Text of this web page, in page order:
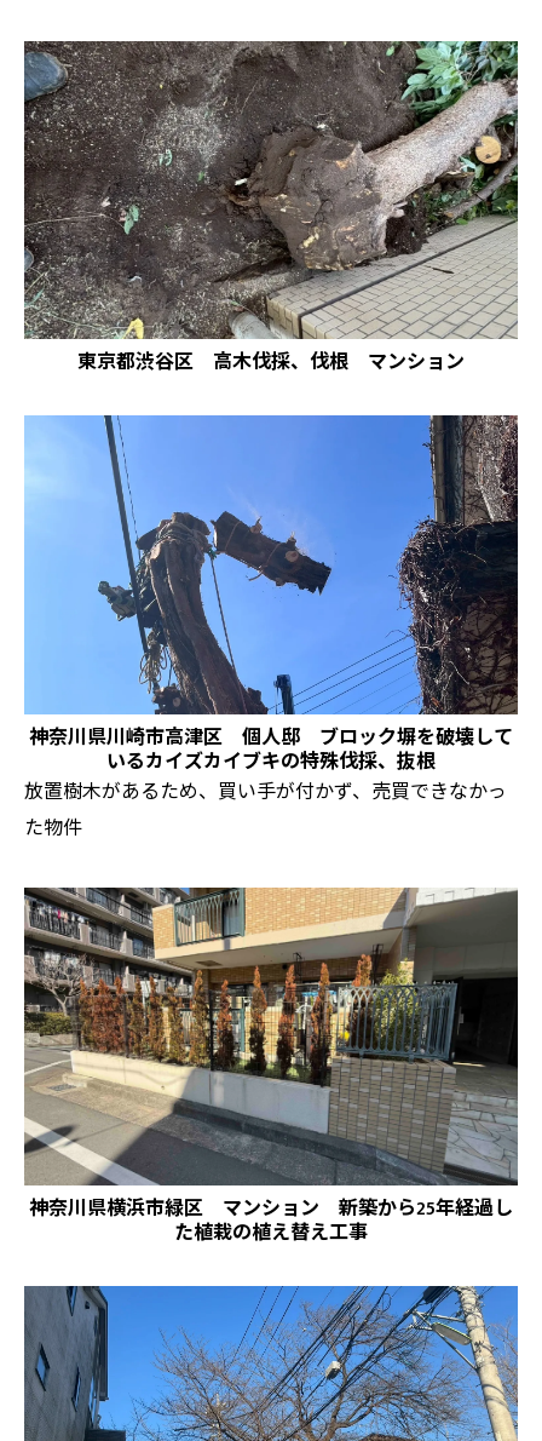
東京都渋谷区 高木伐採、伐根 マンション
神奈川県川崎市高津区 個人邸 ブロック塀を破壊して
いるカイズカイブキの特殊伐採、抜根
放置樹木があるため、買い手が付かず、売買できなかっ
た物件
神奈川県横浜市緑区 マンション 新築から25年経過し
た植栽の植え替え工事